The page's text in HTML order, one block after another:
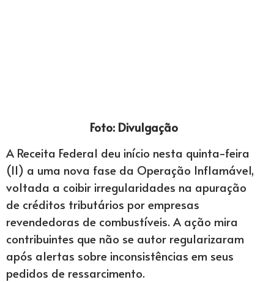
Foto: Divulgação
A Receita Federal deu início nesta quinta-feira
(11) a uma nova fase da Operação Inflamável,
voltada a coibir irregularidades na apuração
de créditos tributários por empresas
revendedoras de combustíveis. A ação mira
contribuintes que não se autor regularizaram
após alertas sobre inconsistências em seus
pedidos de ressarcimento.